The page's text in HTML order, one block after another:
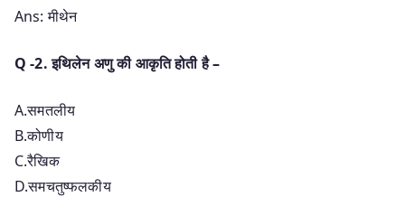
Ans: मीथेन
Q -2. इथिलेन अणु की आकृति होती है –
A.समतलीय
B.कोणीय
C.रैखिक
D.समचतुष्फलकीय